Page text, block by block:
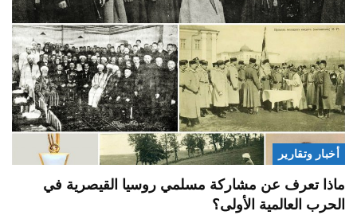
أخبار وتقارير
ماذا تعرف عن مشاركة مسلمي روسيا القيصرية في
الحرب العالمية الأولى؟